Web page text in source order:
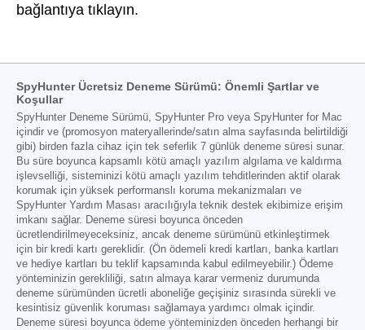
bağlantıya tıklayın.
SpyHunter Ücretsiz Deneme Sürümü: Önemli Şartlar ve
Koşullar
SpyHunter Deneme Sürümü, SpyHunter Pro veya SpyHunter for Mac
içindir ve (promosyon materyallerinde/satın alma sayfasında belirtildiği
gibi) birden fazla cihaz için tek seferlik 7 günlük deneme süresi sunar.
Bu süre boyunca kapsamlı kötü amaçlı yazılım algılama ve kaldırma
işlevselliği, sisteminizi kötü amaçlı yazılım tehditlerinden aktif olarak
korumak için yüksek performanslı koruma mekanizmaları ve
SpyHunter Yardım Masası aracılığıyla teknik destek ekibimize erişim
imkanı sağlar. Deneme süresi boyunca önceden
ücretlendirilmeyeceksiniz, ancak deneme sürümünü etkinleştirmek
için bir kredi kartı gereklidir. (Ön ödemeli kredi kartları, banka kartları
ve hediye kartları bu teklif kapsamında kabul edilmeyebilir.) Ödeme
yönteminizin gerekliliği, satın almaya karar vermeniz durumunda
deneme sürümünden ücretli aboneliğe geçişiniz sırasında sürekli ve
kesintisiz güvenlik koruması sağlamaya yardımcı olmak içindir.
Deneme süresi boyunca ödeme yönteminizden önceden herhangi bir